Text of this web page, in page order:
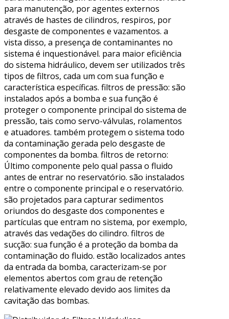
para manutenção, por agentes externos
através de hastes de cilindros, respiros, por
desgaste de componentes e vazamentos. a
vista disso, a presença de contaminantes no
sistema é inquestionável. para maior eficiência
do sistema hidráulico, devem ser utilizados três
tipos de filtros, cada um com sua função e
característica específicas. filtros de pressão: são
instalados após a bomba e sua função é
proteger o componente principal do sistema de
pressão, tais como servo-válvulas, rolamentos
e atuadores. também protegem o sistema todo
da contaminação gerada pelo desgaste de
componentes da bomba. filtros de retorno:
Último componente pelo qual passa o fluido
antes de entrar no reservatório. são instalados
entre o componente principal e o reservatório.
são projetados para capturar sedimentos
oriundos do desgaste dos componentes e
partículas que entram no sistema, por exemplo,
através das vedações do cilindro. filtros de
sucção: sua função é a proteção da bomba da
contaminação do fluido. estão localizados antes
da entrada da bomba, caracterizam-se por
elementos abertos com grau de retenção
relativamente elevado devido aos limites da
cavitação das bombas.